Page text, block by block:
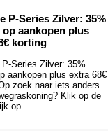
P-Series Zilver: 35%
aankopen plus
korting
Series Zilver: 35%
aankopen plus extra 68€
zoek naar iets anders
Klik op de
op